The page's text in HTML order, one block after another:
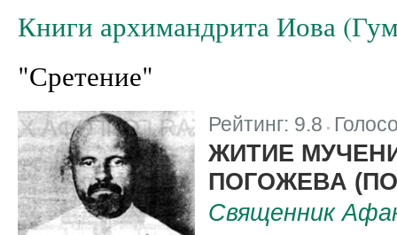
Книги архимандрита Иова
"Сретение"
Рейтинг: 9.8
ЖИТИЕ
ПОГОЖЕВА
Cвященник